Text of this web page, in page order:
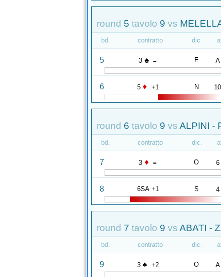
round 5 tavolo 9 vs
bd. contratto dic.
5 3 ♠ = E A
6 5 ♦ +1 N 10
round 6 tavolo 9 vs ALPINI -
bd. contratto dic.
7 3 ♦ = O 6
8 6SA +1 S 4
round 7 tavolo 9 vs ABATI -
bd. contratto dic.
9 3 ♠ +2 O A